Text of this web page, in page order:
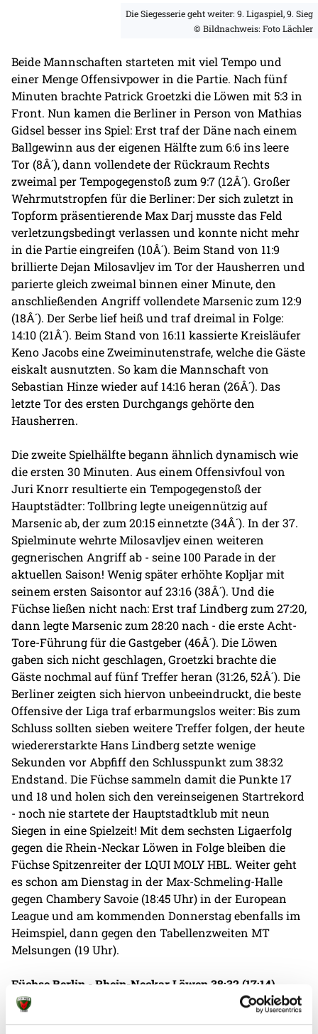
Die Siegesserie geht weiter: 9. Ligaspiel, 9. Sieg
© Bildnachweis: Foto Lächler
Beide Mannschaften starteten mit viel Tempo und
einer Menge Offensivpower in die Partie. Nach fünf
Minuten brachte Patrick Groetzki die Löwen mit 5:3 in
Front. Nun kamen die Berliner in Person von Mathias
Gidsel besser ins Spiel: Erst traf der Däne nach einem
Ballgewinn aus der eigenen Hälfte zum 6:6 ins leere
Tor (8Â´), dann vollendete der Rückraum Rechts
zweimal per Tempogegenstoß zum 9:7 (12Â´). Großer
Wehrmutstropfen für die Berliner: Der sich zuletzt in
Topform präsentierende Max Darj musste das Feld
verletzungsbedingt verlassen und konnte nicht mehr
in die Partie eingreifen (10Â´). Beim Stand von 11:9
brillierte Dejan Milosavljev im Tor der Hausherren und
parierte gleich zweimal binnen einer Minute, den
anschließenden Angriff vollendete Marsenic zum 12:9
(18Â´). Der Serbe lief heiß und traf dreimal in Folge:
14:10 (21Â´). Beim Stand von 16:11 kassierte Kreisläufer
Keno Jacobs eine Zweiminutenstrafe, welche die Gäste
eiskalt ausnutzten. So kam die Mannschaft von
Sebastian Hinze wieder auf 14:16 heran (26Â´). Das
letzte Tor des ersten Durchgangs gehörte den
Hausherren.
Die zweite Spielhälfte begann ähnlich dynamisch wie
die ersten 30 Minuten. Aus einem Offensivfoul von
Juri Knorr resultierte ein Tempogegenstoß der
Hauptstädter: Tollbring legte uneigennützig auf
Marsenic ab, der zum 20:15 einnetzte (34Â´). In der 37.
Spielminute wehrte Milosavljev einen weiteren
gegnerischen Angriff ab - seine 100 Parade in der
aktuellen Saison! Wenig später erhöhte Kopljar mit
seinem ersten Saisontor auf 23:16 (38Â´). Und die
Füchse ließen nicht nach: Erst traf Lindberg zum 27:20,
dann legte Marsenic zum 28:20 nach - die erste Acht-
Tore-Führung für die Gastgeber (46Â´). Die Löwen
gaben sich nicht geschlagen, Groetzki brachte die
Gäste nochmal auf fünf Treffer heran (31:26, 52Â´). Die
Berliner zeigten sich hiervon unbeeindruckt, die beste
Offensive der Liga traf erbarmungslos weiter: Bis zum
Schluss sollten sieben weitere Treffer folgen, der heute
wiedererstarkte Hans Lindberg setzte wenige
Sekunden vor Abpfiff den Schlusspunkt zum 38:32
Endstand. Die Füchse sammeln damit die Punkte 17
und 18 und holen sich den vereinseigenen Startrekord
- noch nie startete der Hauptstadtklub mit neun
Siegen in eine Spielzeit! Mit dem sechsten Ligaerfolg
gegen die Rhein-Neckar Löwen in Folge bleiben die
Füchse Spitzenreiter der LQUI MOLY HBL. Weiter geht
es schon am Dienstag in der Max-Schmeling-Halle
gegen Chambery Savoie (18:45 Uhr) in der European
League und am kommenden Donnerstag ebenfalls im
Heimspiel, dann gegen den Tabellenzweiten MT
Melsungen (19 Uhr).
Füchse Berlin - Rhein-Neckar Löwen 38:32 (17:14)
Milosavljev (11 Paraden), Gidsel 11,